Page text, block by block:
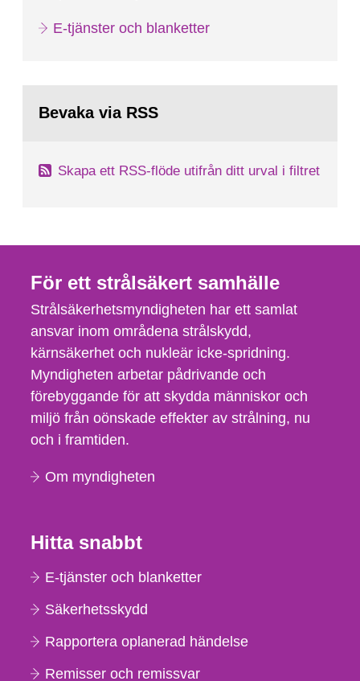
E-tjänster och blanketter
Bevaka via RSS
Skapa ett RSS-flöde utifrån ditt urval i filtret
För ett strålsäkert samhälle
Strålsäkerhetsmyndigheten har ett samlat
ansvar inom områdena strålskydd,
kärnsäkerhet och nukleär icke-spridning.
Myndigheten arbetar pådrivande och
förebyggande för att skydda människor och
miljö från oönskade effekter av strålning, nu
och i framtiden.
Om myndigheten
Hitta snabbt
E-tjänster och blanketter
Säkerhetsskydd
Rapportera oplanerad händelse
Remisser och remissvar